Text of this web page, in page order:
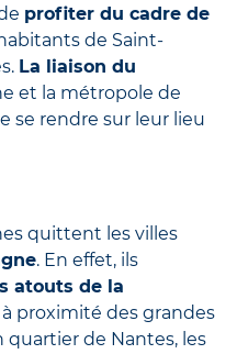
profiter du cadre de
de Saint-
La liaison du
et la métropole de
se rendre sur leur lieu
quittent les villes
. En effet, ils
atouts de la
proximité des grandes
quartier de Nantes, les